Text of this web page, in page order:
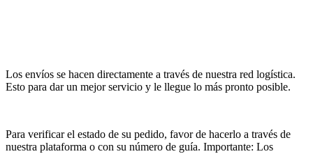
Los envíos se hacen directamente a través de nuestra red logística.
Esto para dar un mejor servicio y le llegue lo más pronto posible.
Para verificar el estado de su pedido, favor de hacerlo a través de
nuestra plataforma o con su número de guía. Importante: Los